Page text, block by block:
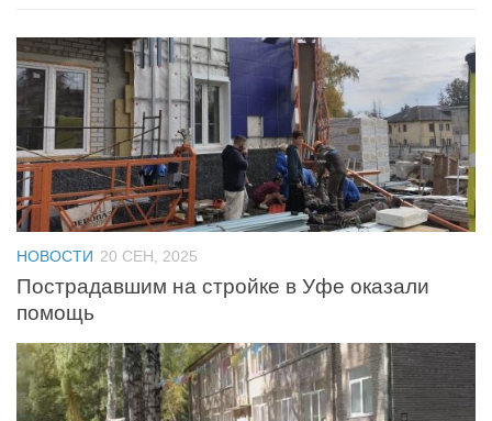
НОВОСТИ 20 СЕН, 2025
Пострадавшим на стройке в Уфе оказали
помощь